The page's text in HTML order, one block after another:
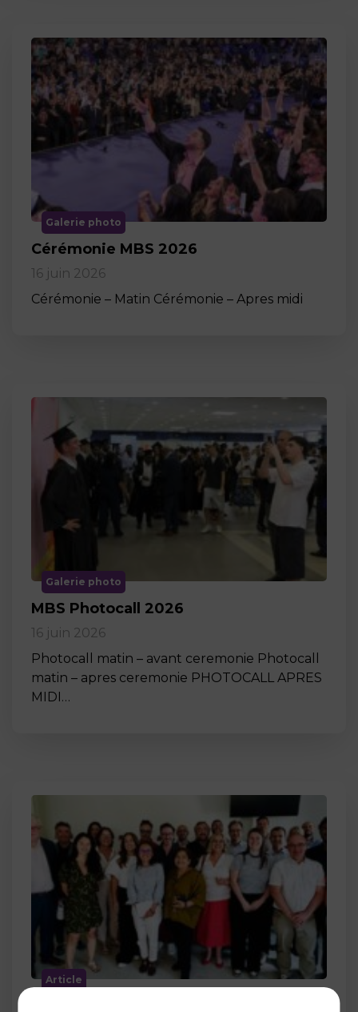
Galerie photo
Cérémonie MBS 2026
16 juin 2026
Cérémonie – Matin Cérémonie – Apres midi
Galerie photo
MBS Photocall 2026
16 juin 2026
Photocall matin – avant ceremonie Photocall
matin – apres ceremonie PHOTOCALL APRES
MIDI…
Article